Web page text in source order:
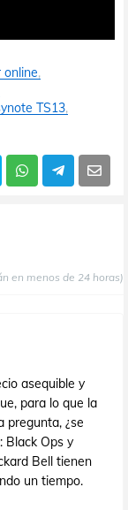
online
TS13
en menos de 24 horas)
asequible y
para lo que la
pregunta, ¿se
Black Ops y
Bell tienen
un tiempo.